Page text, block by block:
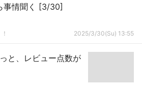
県警が近くの男性から事情聞く [3/30]
2025/3/30(Su) 13:55
と、レビュー点数が